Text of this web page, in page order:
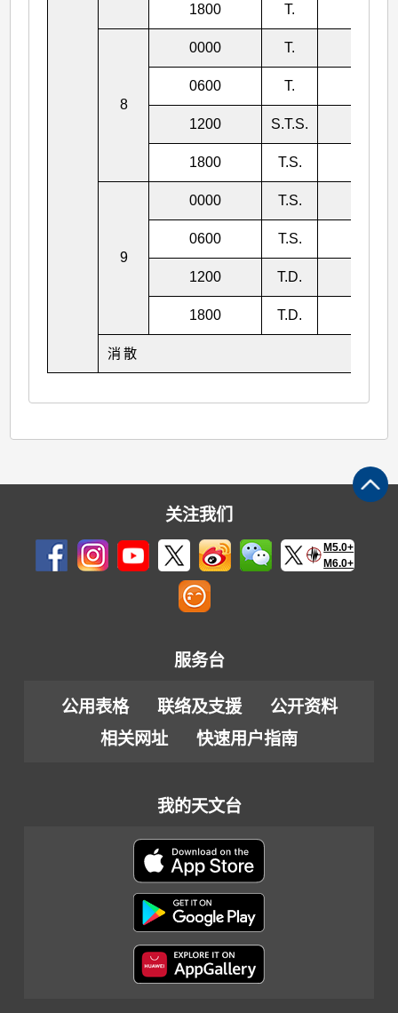
1800 T.
8
0000 T.
0600 T.
1200 S.T.S.
1800 T.S.
9
0000 T.S.
0600 T.S.
1200 T.D.
1800 T.D.
消散
关注我们
M5.0+
M6.0+
服务台
公用表格 联络及支援
公开资料
相关网址
快速用户指南
我的天文台